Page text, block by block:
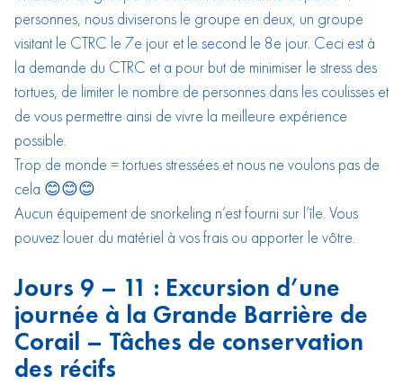
personnes, nous diviserons le groupe en deux, un groupe
visitant le CTRC le 7e jour et le second le 8e jour. Ceci est à
la demande du CTRC et a pour but de minimiser le stress des
tortues, de limiter le nombre de personnes dans les coulisses et
de vous permettre ainsi de vivre la meilleure expérience
possible.
Trop de monde = tortues stressées et nous ne voulons pas de
cela 😊😊😊
Aucun équipement de snorkeling n’est fourni sur l’île. Vous
pouvez louer du matériel à vos frais ou apporter le vôtre.
Jours 9 – 11 : Excursion d’une
journée à la Grande Barrière de
Corail – Tâches de conservation
des récifs